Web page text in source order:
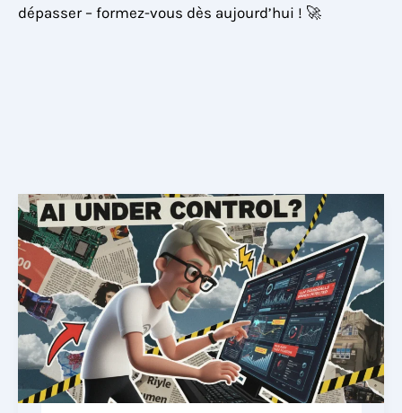
dépasser – formez-vous dès aujourd’hui ! 🚀